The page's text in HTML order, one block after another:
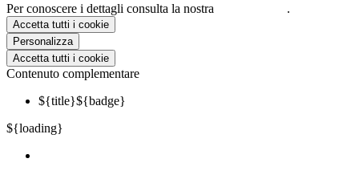
Per conoscere i dettagli consulta la nostra .
Accetta tutti i cookie
Personalizza
Accetta tutti i cookie
Contenuto complementare
${title}${badge}
${loading}